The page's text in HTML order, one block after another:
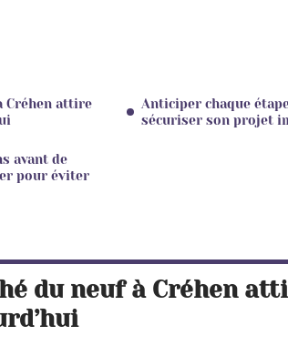
Créhen attire
avant de
pour éviter
Anticiper chaque
sécuriser son projet
du neuf à Créhen